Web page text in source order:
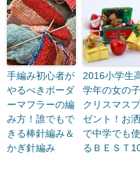
手編み初心者が
やるべきボーダ
ーマフラーの編
み方！誰でもで
きる棒針編み＆
かぎ針編み
2016小学生
学年の女の
クリスマス
ゼント！お
で中学でも
るＢＥＳＴ